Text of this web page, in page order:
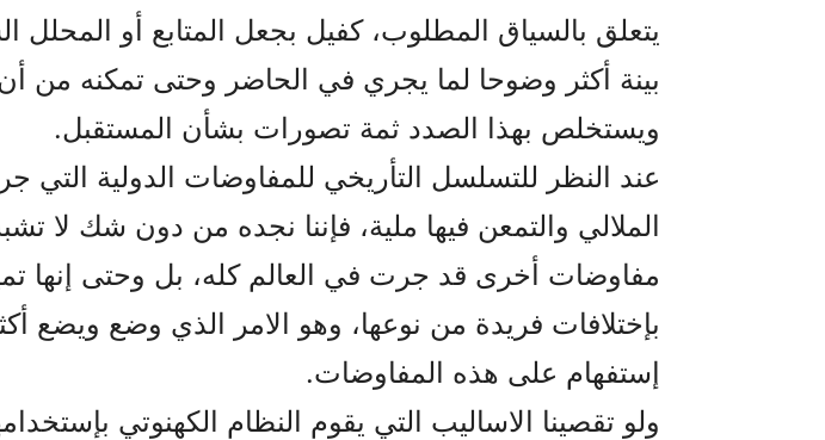
يتعلق بالسياق المطلوب، کفيل بجعل المتابع أو المحلل
بينة أکثر وضوحا لما يجري في الحاضر وحتى تمکنه من
ويستخلص بهذا الصدد ثمة تصورات بشأن المستقبل.
عند النظر للتسلسل التأريخي للمفاوضات الدولية التي
الملالي والتمعن فيها ملية، فإننا نجده من دون شك لا
مفاوضات أخرى قد جرت في العالم کله، بل وحتى إنها
بإختلافات فريدة من نوعها، وهو الامر الذي وضع ويضع
إستفهام على هذه المفاوضات.
ولو تقصينا الاساليب التي يقوم النظام الکهنوتي